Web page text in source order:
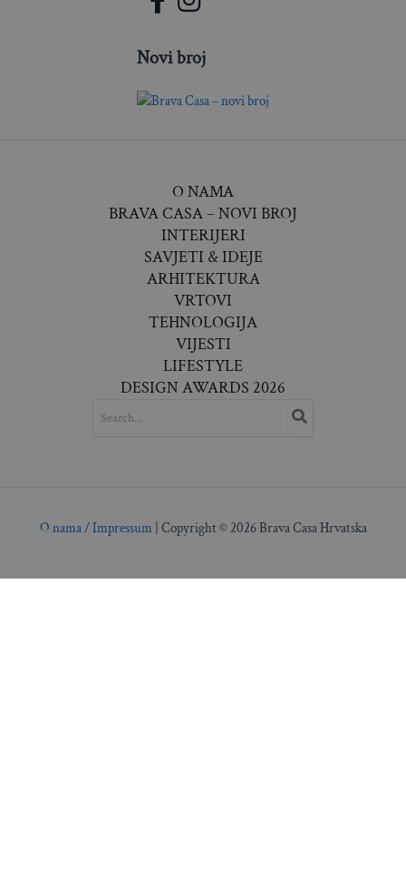
Novi broj
O NAMA
BRAVA CASA – NOVI BROJ
INTERIJERI
SAVJETI & IDEJE
ARHITEKTURA
VRTOVI
TEHNOLOGIJA
VIJESTI
LIFESTYLE
DESIGN AWARDS 2026
FOR:
O nama / Impressum | Copyright © 2026 Brava Casa Hrvatska